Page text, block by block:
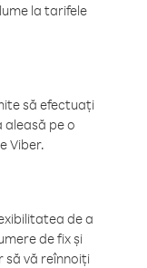
la tarifele
să efectuați
pe o
Viber.
de a
de fix și
să vă reînnoiți